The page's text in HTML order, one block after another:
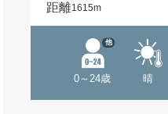
距離1615m
0～24歳
他
晴